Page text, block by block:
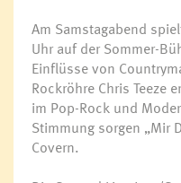
Am Samstagabend
Uhr auf der Sommer-
Einflüsse von
Rockröhre Chris Teeze
im Pop-Rock und
Stimmung sorgen „Mir
Covern.